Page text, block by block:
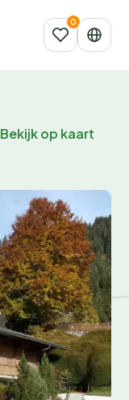
Bekijk op kaart